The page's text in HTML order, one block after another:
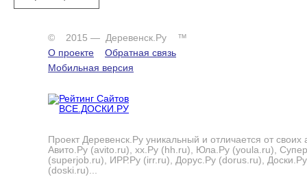
© 2015 — Деревенск.Ру ™
О проекте
Обратная связь
Мобильная версия
Проект Деревенск.Ру уникальный и отличается от своих
Авито.Ру (avito.ru), хх.Ру (hh.ru), Юла.Ру (youla.ru),
(superjob.ru), ИРР.Ру (irr.ru), Дорус.Ру (dorus.ru), Доски.Ру
(doski.ru)...